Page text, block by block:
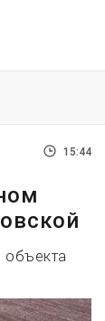
15:44
объекта